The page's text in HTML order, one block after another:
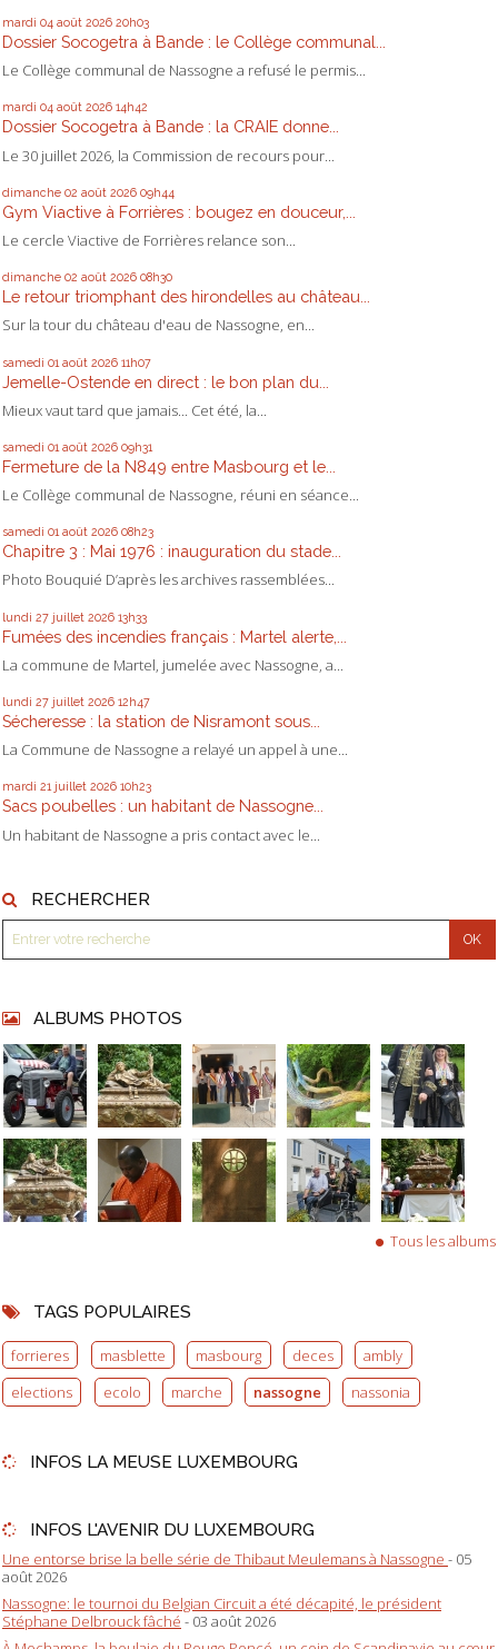
mardi 04 août 2026 20h03
Dossier Socogetra à Bande : le Collège communal...
Le Collège communal de Nassogne a refusé le permis...
mardi 04 août 2026 14h42
Dossier Socogetra à Bande : la CRAIE donne...
Le 30 juillet 2026, la Commission de recours pour...
dimanche 02 août 2026 09h44
Gym Viactive à Forrières : bougez en douceur,...
Le cercle Viactive de Forrières relance son...
dimanche 02 août 2026 08h30
Le retour triomphant des hirondelles au château...
Sur la tour du château d'eau de Nassogne, en...
samedi 01 août 2026 11h07
Jemelle-Ostende en direct : le bon plan du...
Mieux vaut tard que jamais... Cet été, la...
samedi 01 août 2026 09h31
Fermeture de la N849 entre Masbourg et le...
Le Collège communal de Nassogne, réuni en séance...
samedi 01 août 2026 08h23
Chapitre 3 : Mai 1976 : inauguration du stade...
Photo Bouquié D’après les archives rassemblées...
lundi 27 juillet 2026 13h33
Fumées des incendies français : Martel alerte,...
La commune de Martel, jumelée avec Nassogne, a...
lundi 27 juillet 2026 12h47
Sécheresse : la station de Nisramont sous...
La Commune de Nassogne a relayé un appel à une...
mardi 21 juillet 2026 10h23
Sacs poubelles : un habitant de Nassogne...
Un habitant de Nassogne a pris contact avec le...
RECHERCHER
ALBUMS PHOTOS
Tous les albums
TAGS POPULAIRES
forrieres masblette masbourg deces
ambly
elections
ecolo marche nassogne nassonia
INFOS LA MEUSE LUXEMBOURG
INFOS L'AVENIR DU LUXEMBOURG
Une entorse brise la belle série de Thibaut Meulemans à Nassogne - 05
août 2026
Nassogne: le tournoi du Belgian Circuit a été décapité, le président
Stéphane Delbrouck fâché - 03 août 2026